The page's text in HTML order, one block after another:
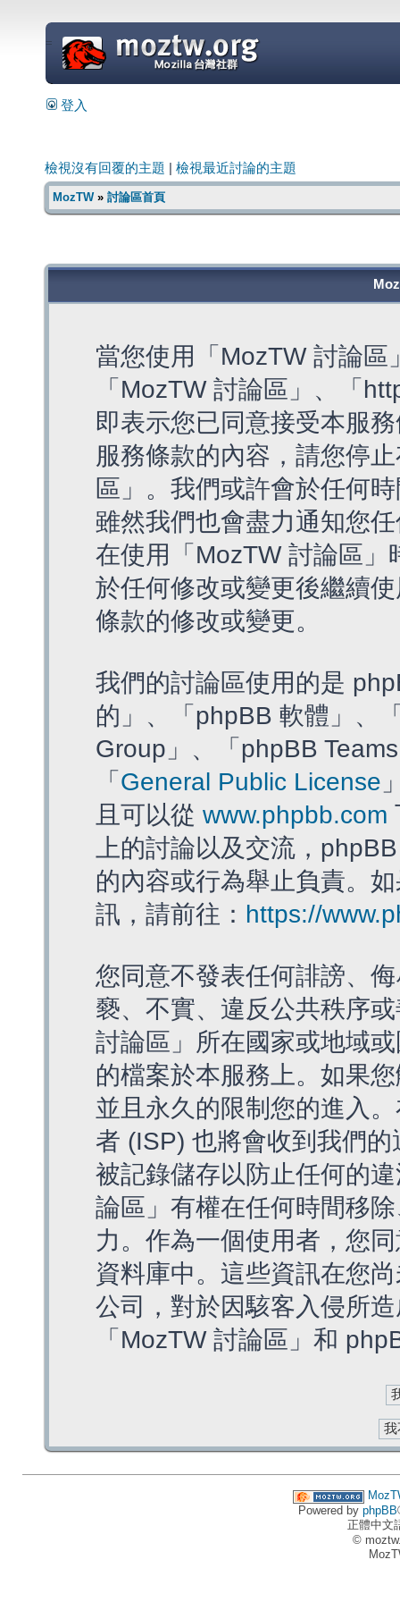
=
登入
檢視沒有回覆的主題 檢視最近討論的主題
MozTW» 討論區首頁
當您使用「MozTW 討論
「MozTW 討論區」、「
即表示您已同意接受本服
服務條款的內容，請您停
區」。我們或許會於任何
雖然我們也會盡力通知您
在使用「MozTW 討論區
於任何修改或變更後繼續
條款的修改或變更。
我們的討論區使用的是
的」、「phpBB 軟體」、
Group」、「phpBB
「 General Public License
且可以從 www.phpbb.com
上的討論以及交流，
的內容或行為舉止負責。
訊，請前往： https://
您同意不發表任何誹謗、
褻、不實、違反公共秩序
討論區」所在國家或地域
的檔案於本服務上。如果
並且永久的限制您的進入
者 (ISP) 也將會收到我們
被記錄儲存以防止任何的
論區」有權在任何時間移
力。作為一個使用者，您
資料庫中。這些資訊在您
公司，對於因駭客入侵所
「MozTW 討論區」和
Powered by phpBB
正體中文
©